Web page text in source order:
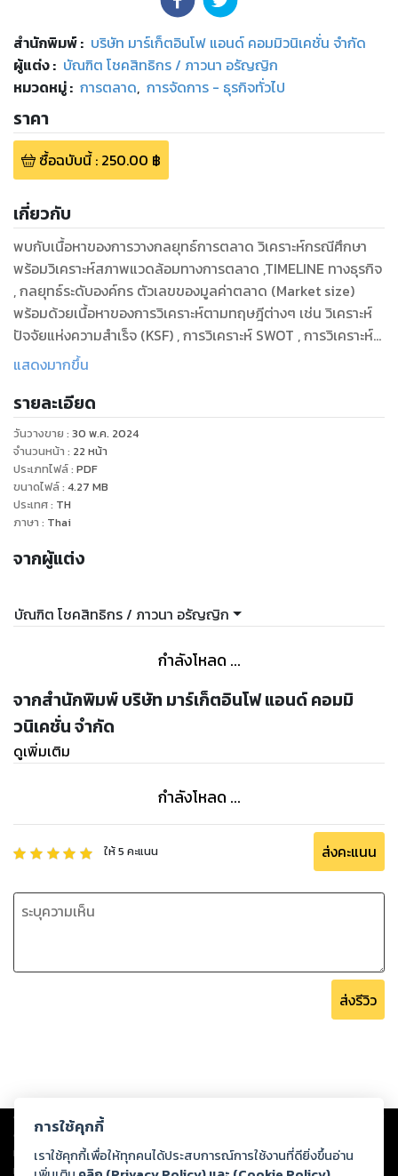
สำนักพิมพ์: บริษัท มาร์เก็ตอินโฟ แอนด์ คอมมิวนิเคชั่น จำกัด
ผู้แต่ง : บัณฑิต โชคสิทธิกร / ภาวนา อรัญญิก
หมวดหมู่: การตลาด, การจัดการ - ธุรกิจทั่วไป
ราคา
ซื้อฉบับนี้: 250.00 ฿
เกี่ยวกับ
พบกับเนื้อหาของการวางกลยุทธ์การตลาด วิเคราะห์กรณีศึกษา
พร้อมวิเคราะห์สภาพแวดล้อมทางการตลาด ,TIMELINE ทางธุรกิจ
, กลยุทธ์ระดับองค์กร ตัวเลขของมูลค่าตลาด (Market size)
พร้อมด้วยเนื้อหาของการวิเคราะห์ตามทฤษฎีต่างๆ เช่น วิเคราะห์
ปัจจัยแห่งความสำเร็จ (KSF) , การวิเคราะห์ SWOT , การวิเคราะห์
ปัจจัยภายนอก (PESTEL) และการมองทิศทางแนวโน้ม (Trend)
แสดงมากขึ้น
รายละเอียด
วันวางขาย : 30 พ.ค. 2024
จำนวนหน้า : 22 หน้า
ประเภทไฟล์: PDF
ขนาดไฟล์: 4.27 MB
ประเทศ: TH
ภาษา : Thai
จากผู้แต่ง
บัณฑิต โชคสิทธิกร / ภาวนา อรัญญิก
กำลังโหลด ...
จากสำนักพิมพ์ บริษัท มาร์เก็ตอินโฟ แอนด์ คอมมิ
วนิเคชั่น จำกัด
ดูเพิ่มเติม
กำลังโหลด ...
ให้5 คะแนน ส่งคะแนน
ส่งรีวิว
Copyright © 2026
ต่อผลงานหรือเนื้อหาใดที่อัปโหลดผ่านเว็บไซต์และปรากฏว่าละเมิดสิทธิใน
ทรัพย์สินทางปัญญาของบุคคลอื่นหรือขัดต่อกฎหมายและศีลธรรม ดังนั้น ผู้อ่าน
ทุกท่านโปรดใช้วิจารณญาณในการกลั่นกรองด้วยตนเอง และหากท่านพบว่าส่วน
การใช้คุกกี้
เราใช้คุกกี้เพื่อให้ทุกคนได้ประสบการณ์การใช้งานที่ดียิ่งขึ้นอ่าน